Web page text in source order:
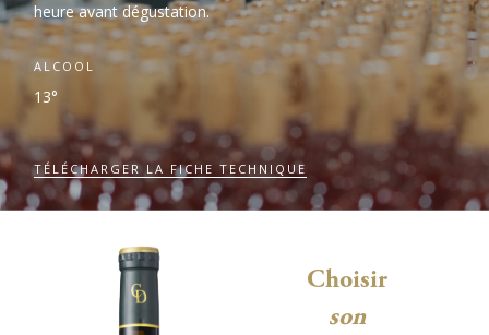
heure avant dégustation.
ALCOOL
13°
TÉLÉCHARGER LA FICHE TECHNIQUE
Choisir
son